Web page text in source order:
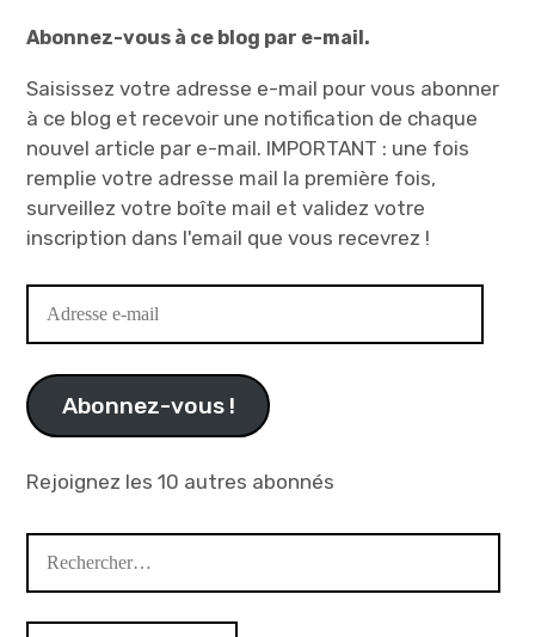
Abonnez-vous à ce blog par e-mail.
Saisissez votre adresse e-mail pour vous abonner
à ce blog et recevoir une notification de chaque
nouvel article par e-mail. IMPORTANT : une fois
remplie votre adresse mail la première fois,
surveillez votre boîte mail et validez votre
inscription dans l'email que vous recevrez !
e-
Abonnez-vous !
Rejoignez les 10 autres abonnés